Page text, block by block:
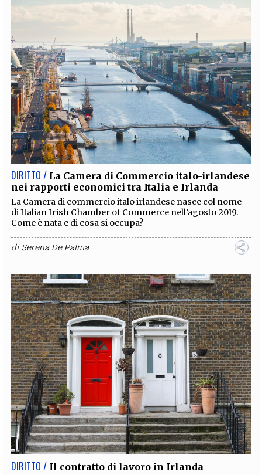
DIRITTO / La Camera di Commercio italo-irlandese
nei rapporti economici tra Italia e Irlanda
La Camera di commercio italo irlandese nasce col nome
di Italian Irish Chamber of Commerce nell’agosto 2019.
Come è nata e di cosa si occupa?
diSerena De Palma
DIRITTO / Il contratto di lavoro in Irlanda